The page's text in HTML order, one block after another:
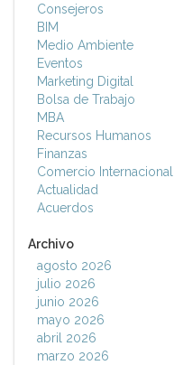
Consejeros
BIM
Medio Ambiente
Eventos
Marketing Digital
Bolsa de Trabajo
MBA
Recursos Humanos
Finanzas
Comercio Internacional
Actualidad
Acuerdos
Archivo
agosto 2026
julio 2026
junio 2026
mayo 2026
abril 2026
marzo 2026